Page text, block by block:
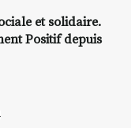
galerie à
et solidaire.
Positif depuis